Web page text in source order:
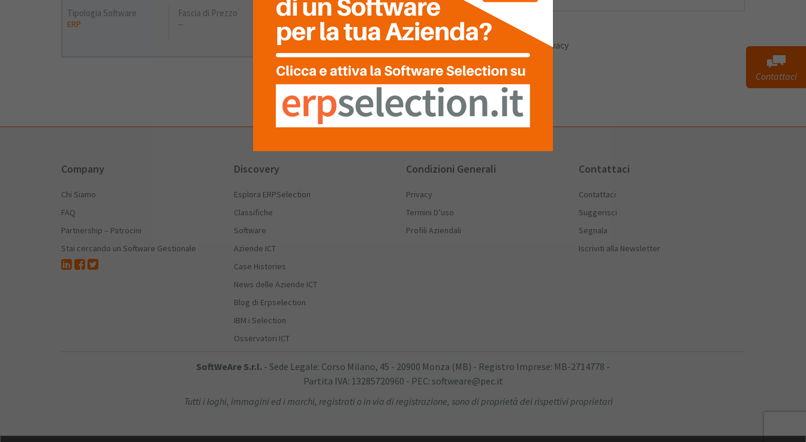
Tipologia Software
ERP
Fascia di Prezzo
--
Informativa sulla privacy
Dichiaro di avere letto e acccettato l'informativa sulla privacy
Company
Chi Siamo
FAQ
Partnership – Patrocini
Stai cercando un Software Gestionale
Discovery
Esplora ERPSelection
Classifiche
Software
Aziende ICT
Case Histories
News delle Aziende ICT
Blog di Erpselection
IBM i Selection
Osservatori ICT
Condizioni Generali
Privacy
Termini D’uso
Profili Aziendali
Contattaci
Contattaci
Suggerisci
Segnala
Iscriviti alla Newsletter
SoftWeAre S.r.l. - Sede Legale: Corso Milano, 45 - 20900 Monza (MB) - Registro Imprese: MB-2714778 -
Partita IVA: 13285720960 - PEC: softweare@pec.it
Tutti i loghi, immagini ed i marchi, registrati o in via di registrazione, sono di proprietà dei rispettivi proprietari
Contattaci